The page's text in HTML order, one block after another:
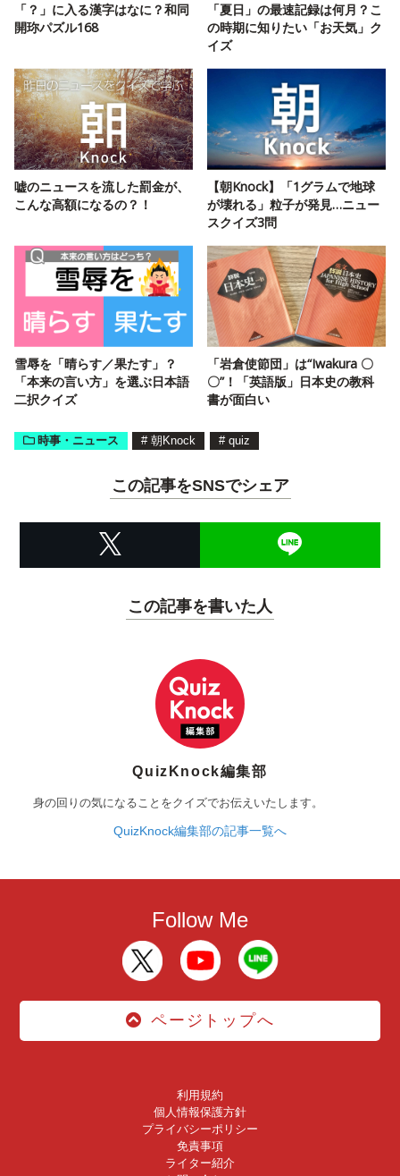
「？」に入る漢字はなに？和同
開珎パズル168
「夏日」の最速記録は何月？こ
の時期に知りたい「お天気」ク
イズ
嘘のニュースを流した罰金が、
こんな高額になるの？！
【朝Knock】「1グラムで地球
が壊れる」粒子が発見…ニュー
スクイズ3問
雪辱を「晴らす／果たす」？
「本来の言い方」を選ぶ日本語
二択クイズ
「岩倉使節団」は“Iwakura 〇
〇”！「英語版」日本史の教科
書が面白い
時事・ニュース # 朝Knock # quiz
この記事をSNSでシェア
この記事を書いた人
QuizKnock編集部
身の回りの気になることをクイズでお伝えいたします。
QuizKnock編集部の記事一覧へ
Follow Me
ページトップへ
利用規約
個人情報保護方針
プライバシーポリシー
免責事項
ライター紹介